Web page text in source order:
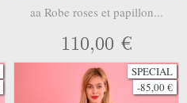
aa Robe roses et papillon...
110,00 €
SPECIAL
-85,00 €